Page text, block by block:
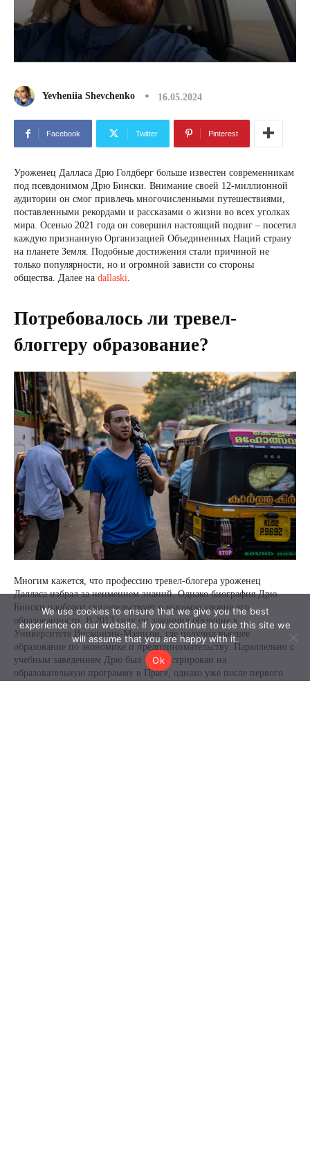
We use cookies to ensure that we give you the best
experience on our website. If you continue to use this site we
will assume that you are happy with it.
Ok